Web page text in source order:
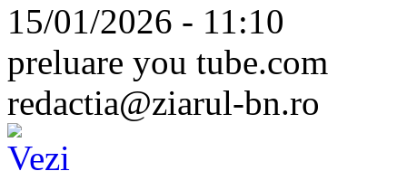
15/01/2026 - 11:10
preluare you tube.com
redactia@ziarul-bn.ro